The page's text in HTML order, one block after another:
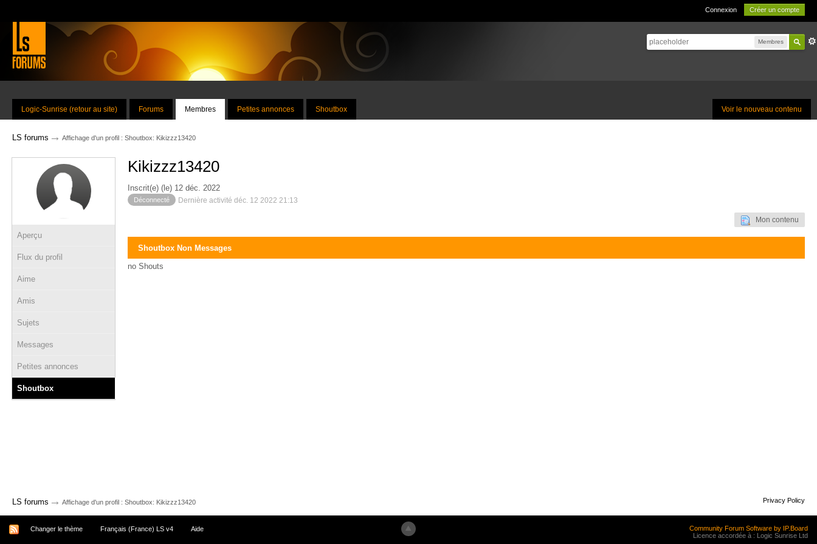
Connexion Créer un compte
Membres
Voir le nouveau contenu
Logic-Sunrise (retour au site) Forums Membres Petites annonces Shoutbox
LS forums → Affichage d'un profil : Shoutbox: Kikizzz13420
Aperçu
Flux du profil
Aime
Amis
Sujets
Messages
Petites annonces
Shoutbox
Kikizzz13420
Inscrit(e) (le) 12 déc. 2022
Déconnecté Dernière activité déc. 12 2022 21:13
Mon contenu
Shoutbox Non Messages
no Shouts
LS forums → Affichage d'un profil : Shoutbox: Kikizzz13420 Privacy Policy
Changer le thème Français (France) LS v4 Aide
Community Forum Software by IP.Board
Licence accordée à : Logic Sunrise Ltd